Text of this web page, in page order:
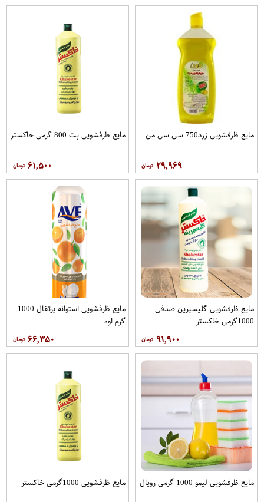
مایع ظرفشویی زرد750 سی سی من
۲۹,۹۶۹
مایع ظرفشویی پت 800 گرمی خاکستر
۶۱,۵۰۰
مایع ظرفشویی گلیسیرین صدفی
1000گرمی خاکستر
۹۱,۹۰۰
مایع ظرفشویی استوانه پرتقال 1000
گرم اوه
۶۶,۳۵۰
مایع ظرفشویی لیمو 1000 گرمی رویال مایع ظرفشویی 1000گرمی خاکستر